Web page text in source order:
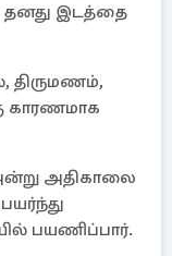
தனது இடத்தை
திருமணம்,
காரணமாக
அதிகாலை
பயணிப்பார்.